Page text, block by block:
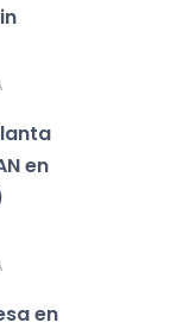
en
en